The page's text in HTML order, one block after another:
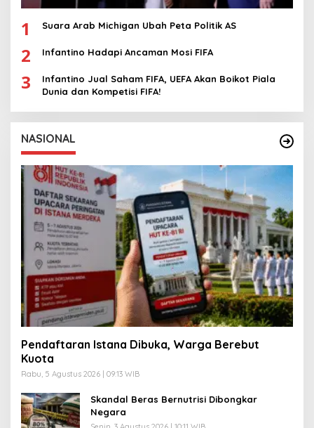
1 Suara Arab Michigan Ubah Peta Politik AS
2 Infantino Hadapi Ancaman Mosi FIFA
3
Infantino Jual Saham FIFA, UEFA Akan Boikot Piala
Dunia dan Kompetisi FIFA!
NASIONAL
Pendaftaran Istana Dibuka, Warga Berebut
Kuota
Rabu, 5 Agustus 2026 | 09:13 WIB
Skandal Beras Bernutrisi Dibongkar
Negara